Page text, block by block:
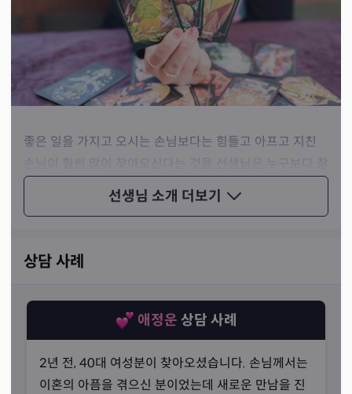
선생님 소개 더보기
좋은 일을 가지고 오시는 손님보다는 힘들고 아프고 지친
알고 계십니다. 그래서 항상 손님의 마음을 생각하며 상담
에 임한다고 하셨죠.
상담 사례
애정운 상담 사례
2년 전, 40대 여성분이 찾아오셨습니다. 손님께서는
이혼의 아픔을 겪으신 분이었는데 새로운 만남을 진